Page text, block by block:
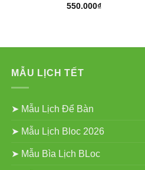
550.000₫
MẪU LỊCH TẾT
➤ Mẫu Lịch Để Bàn
➤ Mẫu Lịch Bloc 2026
➤ Mẫu Bìa Lịch BLoc